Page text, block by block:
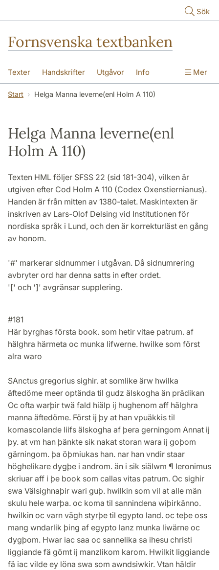
Sök
Fornsvenska textbanken
Texter Handskrifter Utgåvor Info Mer
Start Helga Manna leverne(enl Holm A 110)
Helga Manna leverne(enl
Holm A 110)
Texten HML följer SFSS 22 (sid 181-304), vilken är
utgiven efter Cod Holm A 110 (Codex Oxenstiernianus).
Handen är från mitten av 1380-talet. Maskintexten är
inskriven av Lars-Olof Delsing vid Institutionen för
nordiska språk i Lund, och den är korrekturläst en gång
av honom.
'#' markerar sidnummer i utgåvan. Då sidnumrering
avbryter ord har denna satts in efter ordet.
'[' och ']' avgränsar supplering.
#181
Här byrghas första book. som hetir vitae patrum. af
hälghra härmeta oc munka lifwerne. hwilke som först
alra waro
SAnctus gregorius sighir. at somlike ärw hwilka
äftedöme meer optända til gudz älskogha än prädikan
Oc ofta warþir twä fald hiälp ij hughenom aff hälghra
manna äftedöme. Först ij þy at han vpuäkkis til
komascolande liifs älskogha af þera gerningom Annat ij
þy. at vm han þänkte sik nakat storan wara ij goþom
gärningom. þa öþmiukas han. nar han vndir staar
höghelikare dygþe i androm. än i sik siälwm ¶ Ieronimus
skriuar aff i þe book som callas vitas patrum. Oc sighir
swa Välsighnaþir wari guþ. hwilkin som vil at alle män
skulu hele warþa. oc koma til sannindena wiþirkänno.
hwilkin oc varn vägh styrþe til egypto land. oc teþe oss
mang wndarlik þing af egypto lanz munka liwärne oc
dygþom. Hwar iac saa oc sannelika sa ihesu christi
liggiande fä gömt ij manzlikom karom. Hwilkit liggiande
fä iac vilde ey löna swa som awndsiwkir. Vtan häldir